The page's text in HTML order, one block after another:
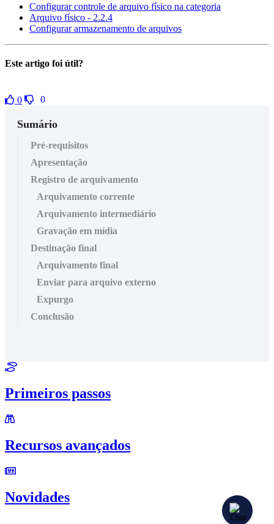
Configurar controle de arquivo físico na categoria
Arquivo físico - 2.2.4
Configurar armazenamento de arquivos
Este artigo foi útil?
0 0
Sumário
Pré-requisitos
Apresentação
Registro de arquivamento
Arquivamento corrente
Arquivamento intermediário
Gravação em mídia
Destinação final
Arquivamento final
Enviar para arquivo externo
Expurgo
Conclusão
Primeiros passos
Recursos avançados
Novidades